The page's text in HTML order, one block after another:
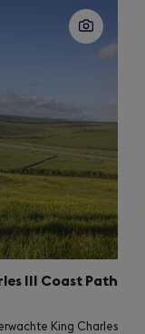
III Coast Path
King Charles